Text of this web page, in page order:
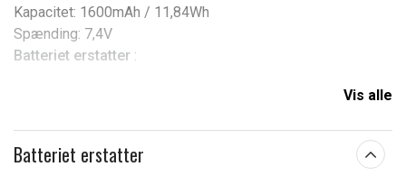
Kapacitet: 1600mAh / 11,84Wh
Spænding: 7,4V
Batteriet erstatter :
PMNN4440
PMNN4440AR
Vis alle
Batteriet erstatter